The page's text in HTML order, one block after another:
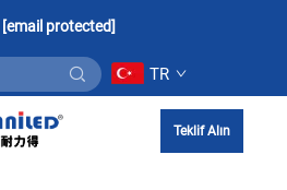
[email protected]
TR
Teklif Alın